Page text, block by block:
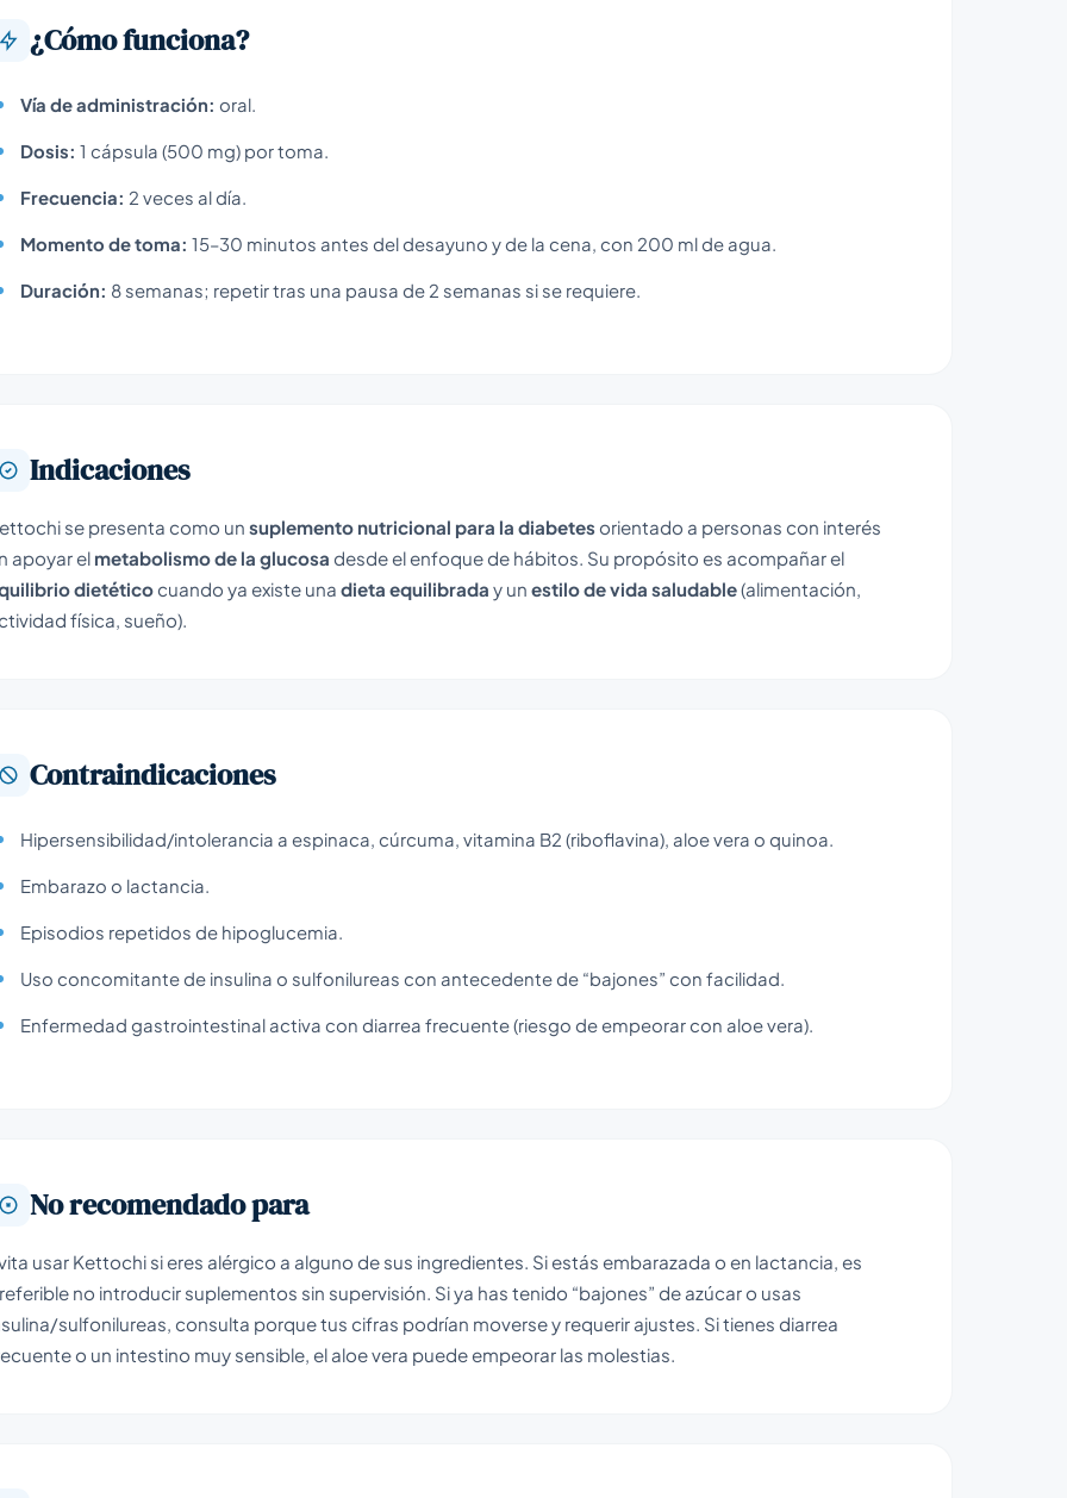
¿Cómo funciona?
Vía de administración: oral.
Dosis: 1 cápsula (500 mg) por toma.
Frecuencia: 2 veces al día.
Momento de toma: 15–30 minutos antes del desayuno y de la cena, con 200 ml de agua.
Duración: 8 semanas; repetir tras una pausa de 2 semanas si se requiere.
Indicaciones
se presenta como un suplemento nutricional para la diabetes orientado a personas con interés
apoyar el metabolismo de la glucosa desde el enfoque de hábitos. Su propósito es acompañar el
dietético cuando ya existe una dieta equilibrada y un estilo de vida saludable(alimentación,
física, sueño).
Contraindicaciones
Hipersensibilidad/intolerancia a espinaca, cúrcuma, vitamina B2 (riboflavina), aloe vera o quinoa.
Embarazo o lactancia.
Episodios repetidos de hipoglucemia.
Uso concomitante de insulina o sulfonilureas con antecedente de “bajones” con facilidad.
Enfermedad gastrointestinal activa con diarrea frecuente (riesgo de empeorar con aloe vera).
No recomendado para
usar Kettochi si eres alérgico a alguno de sus ingredientes. Si estás embarazada o en lactancia, es
no introducir suplementos sin supervisión. Si ya has tenido “bajones” de azúcar o usas
sulfonilureas, consulta porque tus cifras podrían moverse y requerir ajustes. Si tienes diarrea
o un intestino muy sensible, el aloe vera puede empeorar las molestias.